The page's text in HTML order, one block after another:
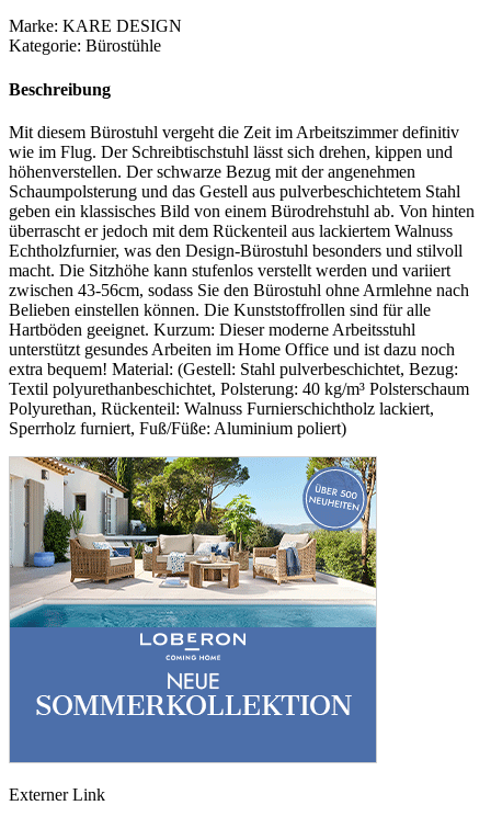
Marke: KARE DESIGN
Kategorie: Bürostühle
Beschreibung
Mit diesem Bürostuhl vergeht die Zeit im Arbeitszimmer definitiv
wie im Flug. Der Schreibtischstuhl lässt sich drehen, kippen und
höhenverstellen. Der schwarze Bezug mit der angenehmen
Schaumpolsterung und das Gestell aus pulverbeschichtetem Stahl
geben ein klassisches Bild von einem Bürodrehstuhl ab. Von hinten
überrascht er jedoch mit dem Rückenteil aus lackiertem Walnuss
Echtholzfurnier, was den Design-Bürostuhl besonders und stilvoll
macht. Die Sitzhöhe kann stufenlos verstellt werden und variiert
zwischen 43-56cm, sodass Sie den Bürostuhl ohne Armlehne nach
Belieben einstellen können. Die Kunststoffrollen sind für alle
Hartböden geeignet. Kurzum: Dieser moderne Arbeitsstuhl
unterstützt gesundes Arbeiten im Home Office und ist dazu noch
extra bequem! Material: (Gestell: Stahl pulverbeschichtet, Bezug:
Textil polyurethanbeschichtet, Polsterung: 40 kg/m³ Polsterschaum
Polyurethan, Rückenteil: Walnuss Furnierschichtholz lackiert,
Sperrholz furniert, Fuß/Füße: Aluminium poliert)
Externer Link